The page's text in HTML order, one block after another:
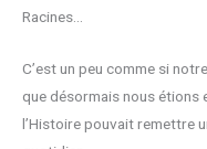
Racines…
C’est un peu comme si
que désormais nous étions
l’Histoire pouvait remettre